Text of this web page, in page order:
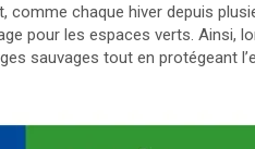
comme chaque hiver depuis
pour les espaces verts. Ainsi,
sauvages tout en protégeant